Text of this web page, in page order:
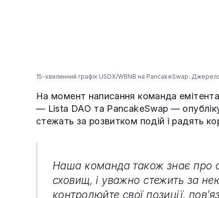
15-хвилинний графік USDX/WBNB на PancakeSwap.
На момент написання команда
— Lista DAO та PancakeSwap —
стежать за розвитком подій і радять
Наша команда також знає про
сховищ, і уважно стежить за
контролюйте свої позиції,